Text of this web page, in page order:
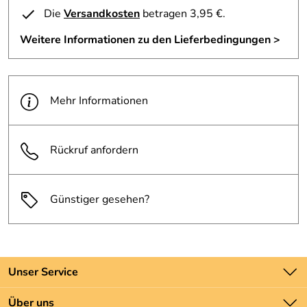
Steinmauer 6 66955 Pirmasens Deutschland,
Die Versandkosten betragen 3,95 €.
Weitere Informationen zu den Lieferbedingungen >
Mehr Informationen
Rückruf anfordern
Günstiger gesehen?
Unser Service
Kontakt
Über uns